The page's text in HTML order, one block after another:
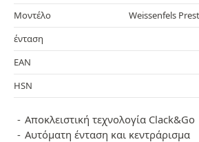
Μοντέλο
Weissenfels
ένταση
EAN
HSN
Αποκλειστική τεχνολογία Clack&Go
Αυτόματη ένταση και κεντράρισμα